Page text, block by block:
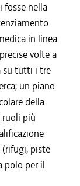
fosse nella
in linea
volte a
su tutti i tre
un piano
della
ruoli più
piste
polo per il